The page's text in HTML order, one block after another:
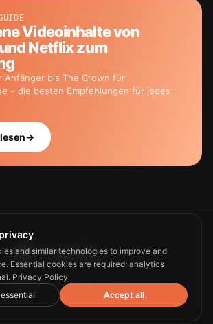
Videoinhalte von
Netflix zum
Anfänger bis The Crown für
– die besten Empfehlungen für jedes
→
Privacy Terms Contact us
and similar technologies to improve and
Essential cookies are required; analytics
Privacy Policy
Accept all